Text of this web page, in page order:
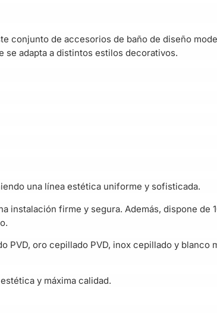
conjunto de accesorios de baño de diseño
se adapta a distintos estilos decorativos.
una línea estética uniforme y sofisticada.
instalación firme y segura. Además, dispone de
oro cepillado PVD, inox cepillado y
y máxima calidad.